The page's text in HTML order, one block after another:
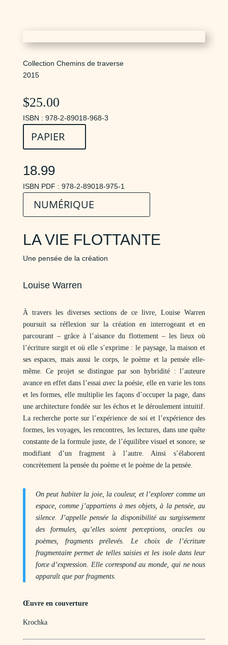
Collection Chemins de traverse
2015
$25.00
ISBN : 978-2-89018-968-3
PAPIER
18.99
ISBN PDF : 978-2-89018-975-1
NUMÉRIQUE
LA VIE FLOTTANTE
Une pensée de la création
Louise Warren
À travers les diverses sections de ce livre, Louise Warren
poursuit sa réflexion sur la création en interrogeant et en
parcourant – grâce à l’aisance du flottement – les lieux où
l’écriture surgit et où elle s’exprime : le paysage, la maison et
ses espaces, mais aussi le corps, le poème et la pensée elle-
même. Ce projet se distingue par son hybridité : l’auteure
avance en effet dans l’essai avecla poésie, elle en varie les tons
et les formes, elle multiplie les façons d’occuper la page, dans
une architecture fondée sur les échos et le déroulement intuitif.
La recherche porte sur l’expérience de soi et l’expérience des
formes, les voyages, les rencontres, les lectures, dans une quête
constante de la formule juste, de l’équilibre visuel et sonore, se
modifiant d’un fragment à l’autre. Ainsi s’élaborent
concrètement la pensée du poème et le poème de la pensée.
On peut habiter la joie, la couleur, et l’explorer comme un
espace, comme j’appartiens à mes objets, à la pensée, au
silence. J’appelle pensée la disponibilité au surgissement
des formules, qu’elles soient perceptions, oracles ou
poèmes, fragments prélevés. Le choix de l’écriture
fragmentaire per­met de telles saisies et les isole dans leur
force d’expression. Elle correspond au monde, qui ne nous
apparaît que par fragments.
Œuvre en couverture
Krochka